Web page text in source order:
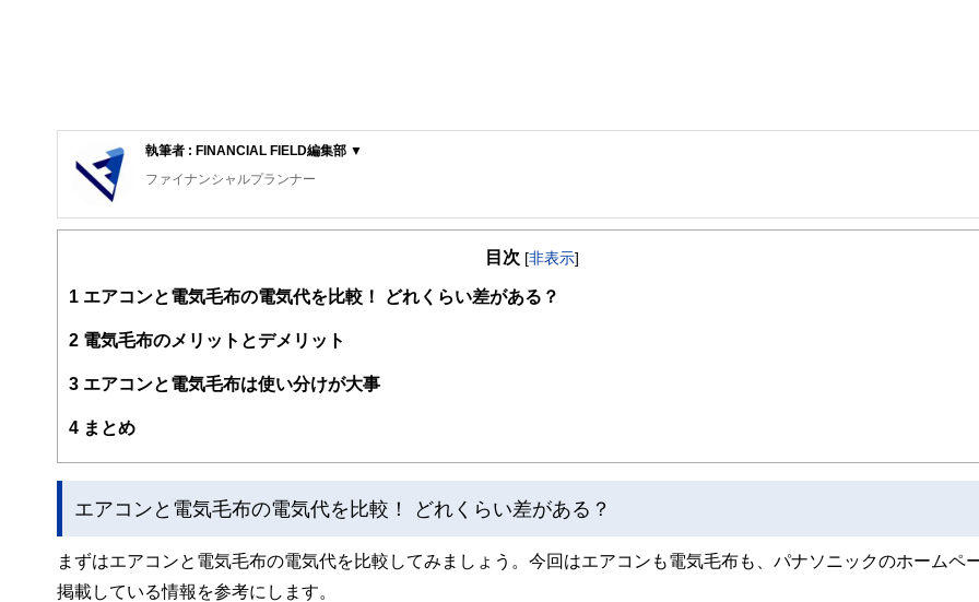
執筆者 : FINANCIAL FIELD編集部 ▼
ファイナンシャルプランナー
FinancialField編集部は、金融、経済に関する記事を、日々の暮らしにどのような影響を与えるかという視点で、お金の知識がない方でも理解
案から記事掲載まですべての工程に関わることで、読者目線のコンテンツを追求しています。
FinancialFieldの特徴は、ファイナンシャルプランナー、弁護士、税理士、宅地建物取引士、相続診断士、住宅ローンアドバイザー、DCプラン
ー、公認会計士、社会保険労務士、行政書士、投資アナリスト、キャリアコンサルタントなど150名以上の有資格者を執筆者・監修者として迎
私たちは、快適でより良い生活のアイデアを提供するお金のコンシェルジュを目指します。
目次 [非表示]
1 エアコンと電気毛布の電気代を比較！ どれくらい差がある？
2 電気毛布のメリットとデメリット
3 エアコンと電気毛布は使い分けが大事
4 まとめ
エアコンと電気毛布の電気代を比較！ どれくらい差がある？
まずはエアコンと電気毛布の電気代を比較してみましょう。今回はエアコンも電気毛布も、パナソニックのホームペ
掲載している情報を参考にします。